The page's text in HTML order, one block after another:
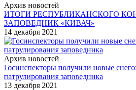
Архив новостей
ИТОГИ РЕСПУБЛИКАНСКОГО
ЗАПОВЕДНИК «КИВАЧ»
14 декабря 2021
Архив новостей
Госинспекторы получили новые
патрулирования заповедника
13 декабря 2021